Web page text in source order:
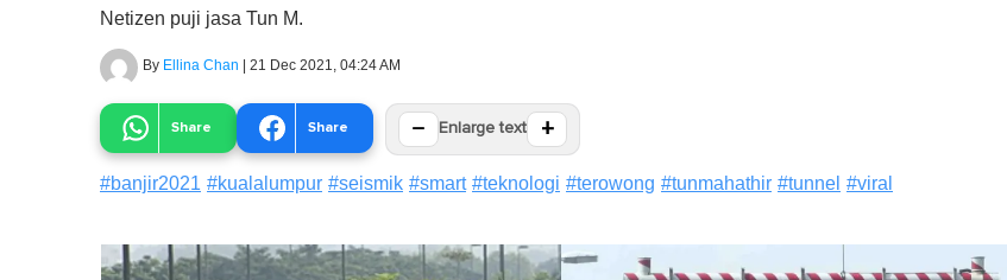
Netizen puji jasa Tun M.
By Ellina Chan | 21 Dec 2021, 04:24 AM
Share Share − Enlarge text +
#banjir2021 #kualalumpur #seismik #smart #teknologi #terowong #tunmahathir #tunnel #viral